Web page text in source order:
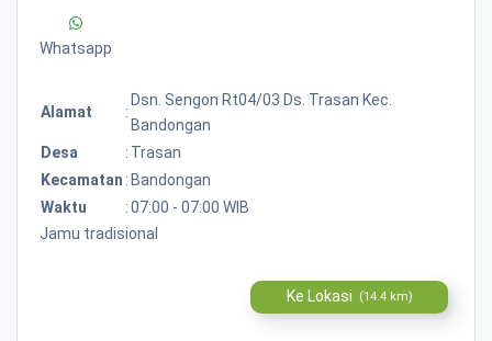
Whatsapp
Alamat :
Dsn. Sengon Rt04/03 Ds. Trasan Kec.
Bandongan
Desa
: Trasan
Kecamatan : Bandongan
Waktu
:07:00 - 07:00 WIB
Jamu tradisional
Ke Lokasi (14.4 km)